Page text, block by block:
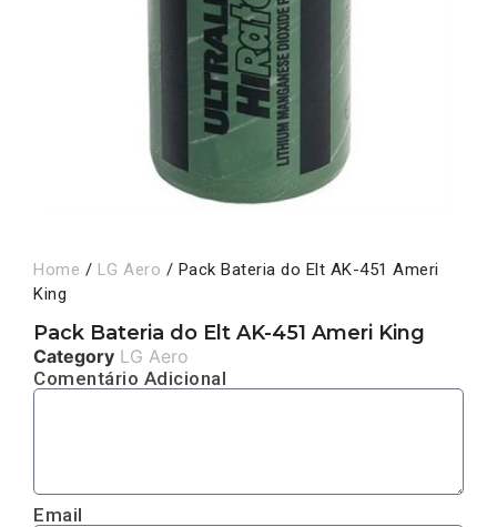
Home / LG Aero / Pack Bateria do Elt AK-451 Ameri
King
Pack Bateria do Elt AK-451 Ameri King
Category LG Aero
Comentário Adicional
Email